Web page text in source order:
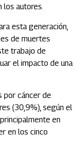
los autores.
esta generación,
de muertes
trabajo de
el impacto de una
por cáncer de
(30,9%), según el
en
en los cinco